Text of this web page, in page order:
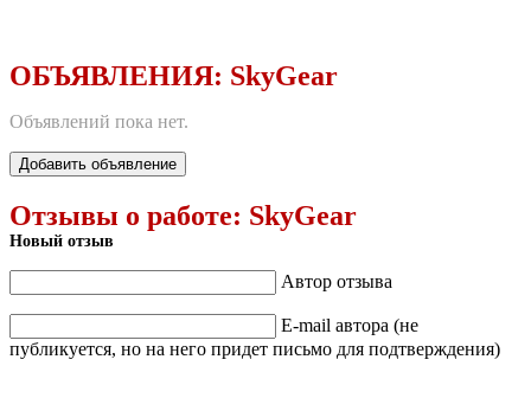
ОБЪЯВЛЕНИЯ: SkyGear
Объявлений пока нет.
Добавить объявление
Отзывы о работе: SkyGear
Новый отзыв
Автор отзыва
E-mail автора (не
публикуется, но на него придет письмо для подтверждения)